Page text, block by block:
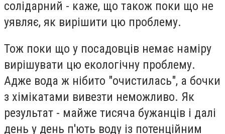
солідарний - каже, що також поки що не
уявляє, як вирішити цю проблему.
Тож поки що у посадовців немає наміру
вирішувати цю екологічну проблему.
Адже вода ж нібито "очистилась", а бочки
з хімікатами вивезти неможливо. Як
результат - майже тисяча бужанців і далі
день у день п'ють воду із потенційним